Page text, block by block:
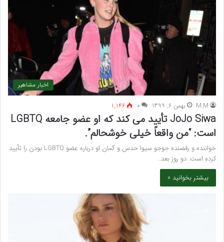
اخبار مشاهیر
M.M بهمن 6, 1399 ۰ 1,146
JoJo Siwa تأیید می کند که او عضو جامعه LGBTQ
است: “من واقعاً خیلی خوشحالم”.
خواننده و رقصنده جوجو سیوا حدس و گمان او درباره عضو LGBTQ بودن را تأیید
کرده است. دو روز بعد…
بیشتر بخوانید »